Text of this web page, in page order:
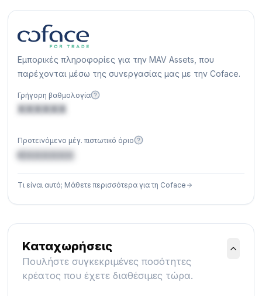
Καταχωρήσεις
Πουλήστε συγκεκριμένες ποσότητες
κρέατος που έχετε διαθέσιμες τώρα.
Εμπορικές πληροφορίες για την MAV Assets, που
παρέχονται μέσω της συνεργασίας μας με την Coface.
Γρήγορη βαθμολογία
XXXXXX
Προτεινόμενο μέγ. πιστωτικό όριο
€XXXXXX
Τι είναι αυτό; Μάθετε περισσότερα για τη Coface